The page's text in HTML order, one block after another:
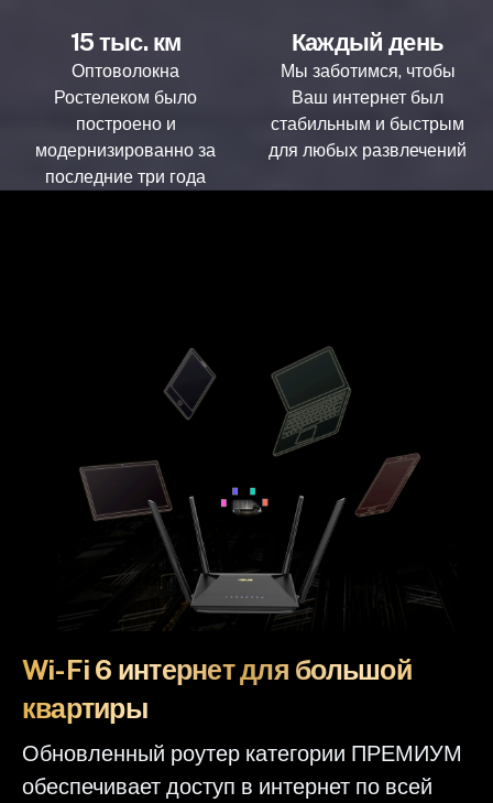
15 тыс. км
Оптоволокна
Ростелеком было
построено и
модернизированно за
последние три года
Каждый день
Мы заботимся, чтобы
Ваш интернет был
стабильным и быстрым
для любых развлечений
Wi-Fi 6 интернет для большой
квартиры
Обновленный роутер категории ПРЕМИУМ
обеспечивает доступ в интернет по всей